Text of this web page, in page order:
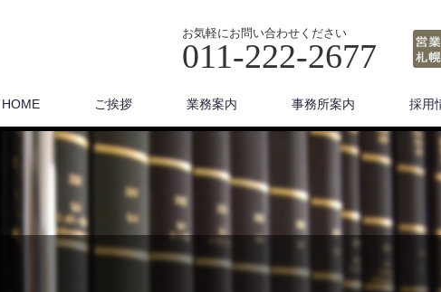
お気軽にお問い合わせください
011-222-2677
HOME ご挨拶 業務案内 事務所案内 採用